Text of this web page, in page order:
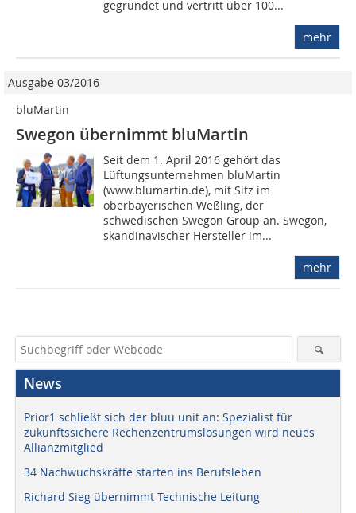
gegründet und vertritt über 100...
mehr
Ausgabe 03/2016
bluMartin
Swegon übernimmt bluMartin
Seit dem 1. April 2016 gehört das
Lüftungsunternehmen bluMartin
(www.blumartin.de), mit Sitz im
oberbayerischen Weßling, der
schwedischen Swegon Group an. Swegon,
skandinavischer Hersteller im...
mehr
News
Prior1 schließt sich der bluu unit an: Spezialist für
zukunftssichere Rechenzentrumslösungen wird neues
Allianzmitglied
34 Nachwuchskräfte starten ins Berufsleben
Richard Sieg übernimmt Technische Leitung